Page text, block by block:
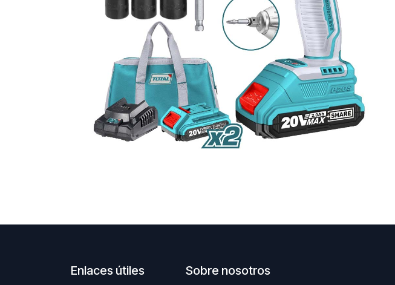
Enlaces útiles Sobre nosotros